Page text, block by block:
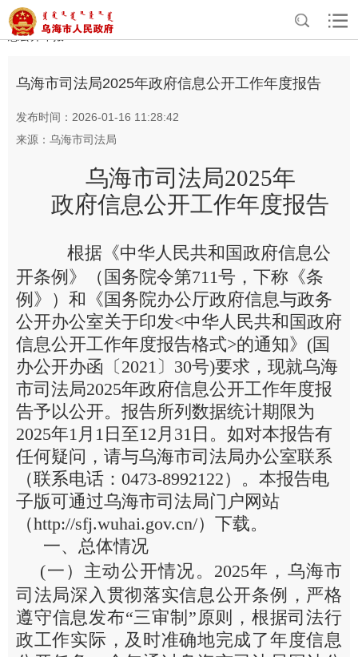
首页>政务公开 > 政府信息公开
部门政府信
息公开年报
乌海市司法局2025年政府信息公开工作年度报告
发布时间：2026-01-16 11:28:42
来源：乌海市司法局
乌海市司法局2025年
政府信息公开工作年度报告
根据《中华人民共和国政府信息公
开条例》（国务院令第711号，下称《条
例》）和《国务院办公厅政府信息与政务
公开办公室关于印发<中华人民共和国政府
信息公开工作年度报告格式>的通知》(国
办公开办函〔2021〕30号)要求，现就乌海
市司法局2025年政府信息公开工作年度报
告予以公开。报告所列数据统计期限为
2025年1月1日至12月31日。如对本报告有
任何疑问，请与乌海市司法局办公室联系
（联系电话：0473-8992122）。本报告电
子版可通过乌海市司法局门户网站
（http://sfj.wuhai.gov.cn/）下载。
一、总体情况
(一）主动公开情况。2025年，乌海市
司法局深入贯彻落实信息公开条例，严格
遵守信息发布“三审制”原则，根据司法行
政工作实际，及时准确地完成了年度信息